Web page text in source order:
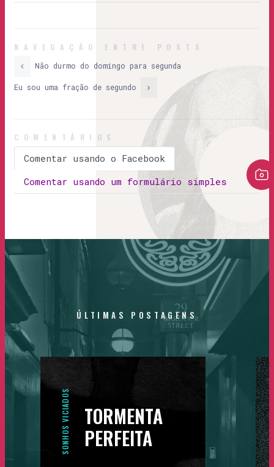
NAVEGAÇÃO ENTRE POSTS
Não durmo do domingo para segunda
Eu sou uma fração de segundo
COMENTÁRIOS
Comentar usando o Facebook
Comentar usando um formulário simples
ÚLTIMAS POSTAGENS
SONHOS VICIADOS TORMENTA
PERFEITA